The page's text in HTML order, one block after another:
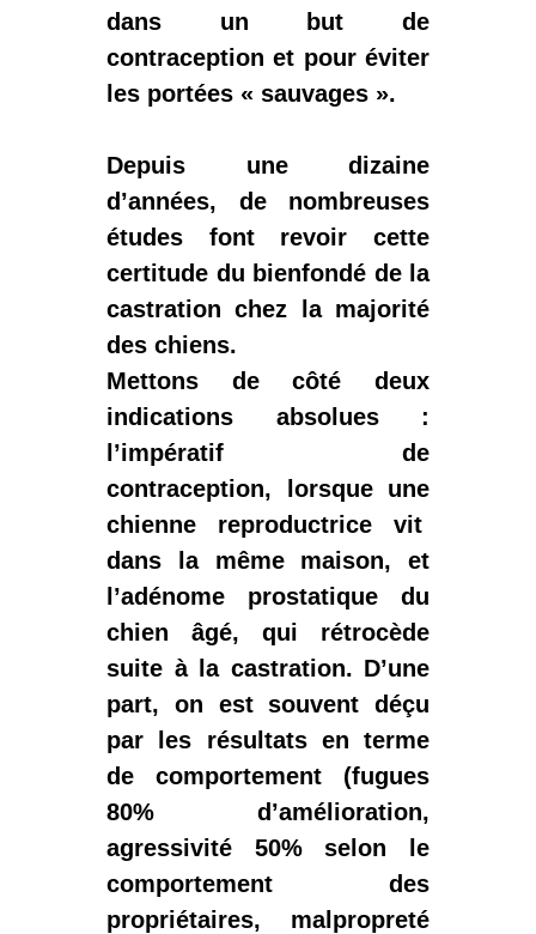
dans un but de
contraception et pour éviter
les portées « sauvages ».
Depuis une dizaine
d’années, de nombreuses
études font revoir cette
certitude du bienfondé de la
castration chez la majorité
des chiens.
Mettons de côté deux
indications absolues :
l’impératif de
contraception, lorsque une
chienne reproductrice vit
dans la même maison, et
l’adénome prostatique du
chien âgé, qui rétrocède
suite à la castration. D’une
part, on est souvent déçu
par les résultats en terme
de comportement (fugues
80% d’amélioration,
agressivité 50% selon le
comportement des
propriétaires, malpropreté